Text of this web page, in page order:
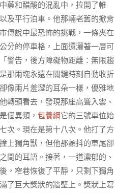
藥和醋酸的混亂中，拉開了帷
及平行泊車。他那輛老舊的掀背
傳說中最恐怖的挑戰，一條夾在
分的停車格，上面還灑著一層可
警告，後方障礙物距離：無限趨
那兩塊永遠在關鍵時刻自動收折
像兩片羞澀的耳朵一樣，優雅地
轉頭看去，發現那座高聳入雲、
個異類， 包養網它的三號車位始
次。現在是第十八次。他打了方
上獨角獸，但他那顫抖的車尾卻
間的耳語。接著，一道濃郁的、
，窄巷恢復了平靜，只剩下獨角
了巨大獎狀的牆壁上。獎狀上寫